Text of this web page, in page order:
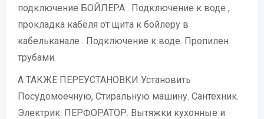
подключение БОЙЛЕРА . Подключение к воде ,
прокладка кабеля от щита к бойлеру в
кабельканале . Подключение к воде. Пропилен
трубами.
А ТАКЖЕ ПЕРЕУСТАНОВКИ Установить
Посудомоечную, Стиральную машину. Сантехник.
Электрик. ПЕРФОРАТОР. Вытяжки кухонные и